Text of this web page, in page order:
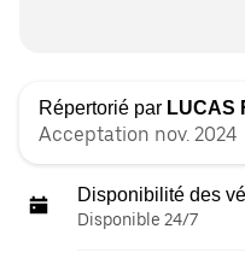
Répertorié par LUCAS
Acceptation nov. 2024
Disponibilité des
Disponible 24/7